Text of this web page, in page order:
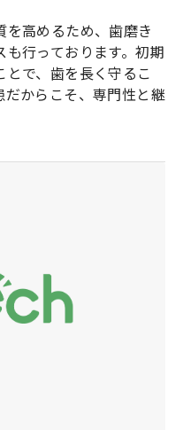
を高めるため、歯磨き
行っております。初期
で、歯を長く守るこ
だからこそ、専門性と継